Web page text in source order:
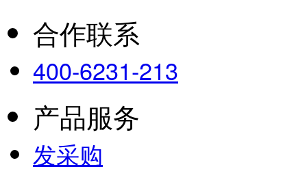
合作联系
400-6231-213
产品服务
发采购